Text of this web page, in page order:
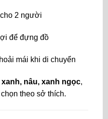
2 người
để đựng đồ
mái khi di chuyển
xanh, nâu, xanh ngọc,
theo sở thích.